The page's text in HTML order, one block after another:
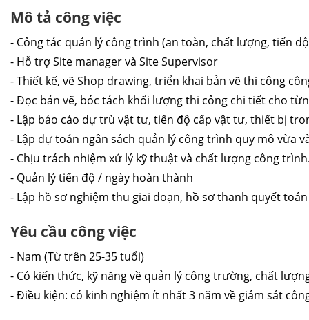
Mô tả công việc
- Công tác quản lý công trình (an toàn, chất lượng, tiến
- Hỗ trợ Site manager và Site Supervisor
- Thiết kế, vẽ Shop drawing, triển khai bản vẽ thi công
- Đọc bản vẽ, bóc tách khối lượng thi công chi tiết cho
- Lập báo cáo dự trù vật tư, tiến độ cấp vật tư, thiết bị
- Lập dự toán ngân sách quản lý công trình quy mô vừa
- Chịu trách nhiệm xử lý kỹ thuật và chất lượng công
- Quản lý tiến độ / ngày hoàn thành
- Lập hồ sơ nghiệm thu giai đoạn, hồ sơ thanh quyết
Yêu cầu công việc
- Nam (Từ trên 25-35 tuổi)
- Có kiến thức, kỹ năng về quản lý công trường, chất
- Điều kiện: có kinh nghiệm ít nhất 3 năm về giám sát